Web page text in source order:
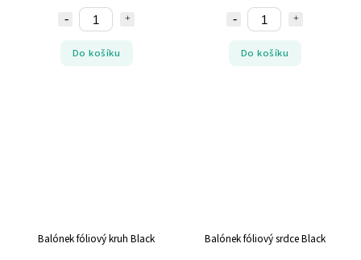
Do košíku Do košíku
Balónek fóliový kruh Black Balónek fóliový srdce Black